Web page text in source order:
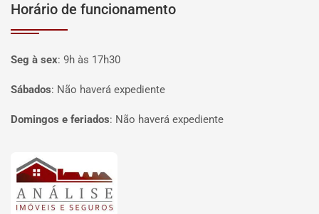
Horário de funcionamento
Seg à sex: 9h às 17h30
Sábados: Não haverá expediente
Domingos e feriados: Não haverá expediente
Página inicial